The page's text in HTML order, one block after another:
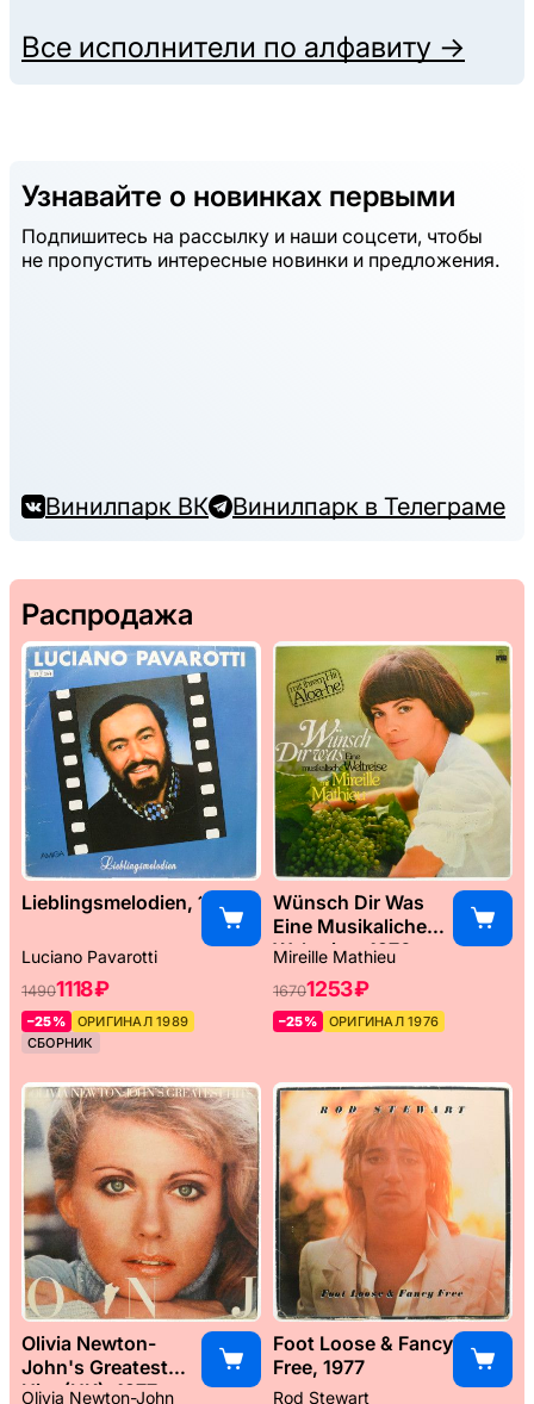
Все исполнители по алфавиту →
Узнавайте о новинках первыми
Подпишитесь на рассылку и наши соцсети, чтобы
не пропустить интересные новинки и предложения.
Винилпарк ВК Винилпарк в Телеграме
Распродажа
Lieblingsmelodien, 1989
Luciano Pavarotti
14901118 ₽
–25%
ОРИГИНАЛ 1989
СБОРНИК
Wünsch Dir Was
Eine Musikaliche
Weltreise, 1976
Mireille Mathieu
16701253 ₽
–25% ОРИГИНАЛ 1976
Olivia Newton-
John's Greatest
Hits (UK), 1977
Olivia Newton-John
Foot Loose & Fancy
Free, 1977
Rod Stewart